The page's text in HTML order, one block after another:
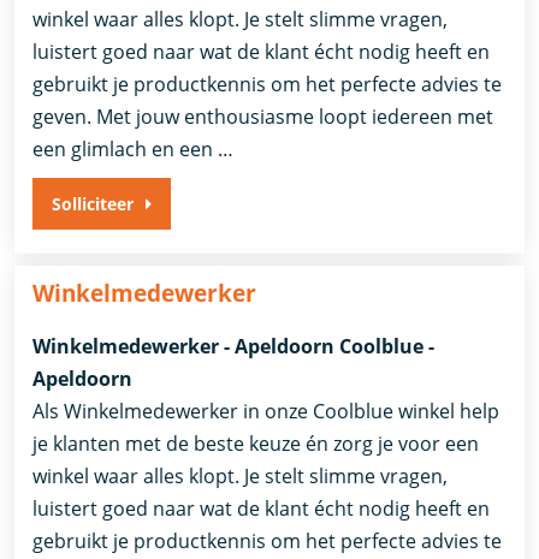
winkel waar alles klopt. Je stelt slimme vragen,
luistert goed naar wat de klant écht nodig heeft en
gebruikt je productkennis om het perfecte advies te
geven. Met jouw enthousiasme loopt iedereen met
een glimlach en een …
Solliciteer
Winkelmedewerker
Winkelmedewerker - Apeldoorn Coolblue -
Apeldoorn
Als Winkelmedewerker in onze Coolblue winkel help
je klanten met de beste keuze én zorg je voor een
winkel waar alles klopt. Je stelt slimme vragen,
luistert goed naar wat de klant écht nodig heeft en
gebruikt je productkennis om het perfecte advies te